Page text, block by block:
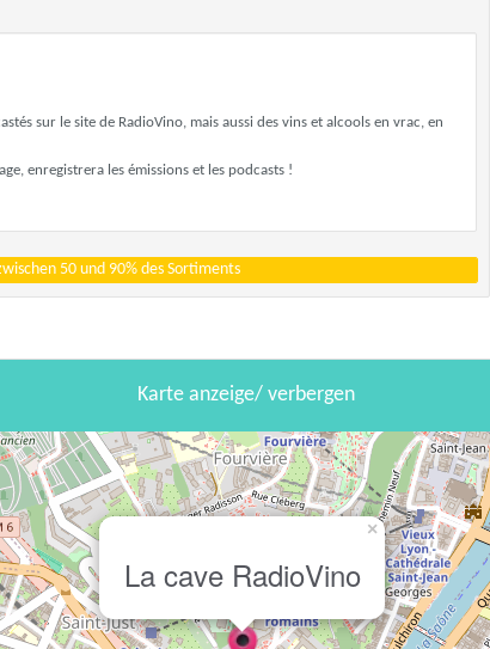
sur le site de RadioVino, mais aussi des vins et alcools en vrac, en
enregistrera les émissions et les podcasts !
50 und 90% des Sortiments
Karte anzeige/ verbergen
La cave RadioVino
×